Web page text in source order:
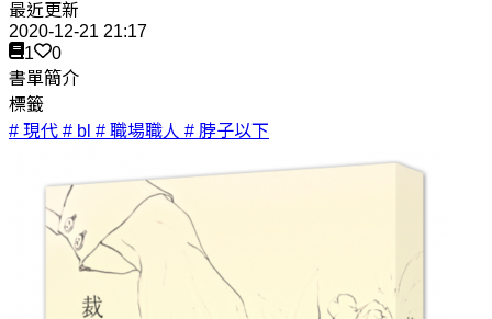
最近更新
2020-12-21 21:17
1
0
書單簡介
標籤
# 現代 # bl # 職場職人 # 脖子以下